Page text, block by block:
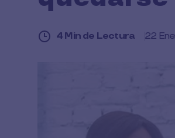
4 Min de Lectura 22